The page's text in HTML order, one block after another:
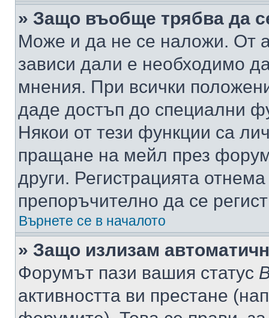
» Защо въобще трябва да
Може и да не се наложи. От
зависи дали е необходимо
мнения. При всички
даде достъп до специални
Някои от тези функции са
пращане на мейл през
други. Регистрацията
препоръчително да се
Върнете се в началото
» Защо излизам
Форумът пази вашия статус
активността ви престане